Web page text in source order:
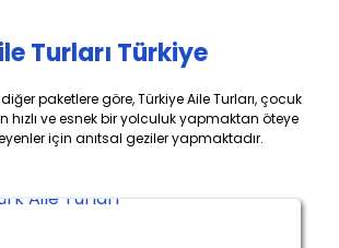
Turları Türkiye
paketlere göre, Türkiye Aile Turları, çocuk
ve esnek bir yolculuk yapmaktan öteye
için anıtsal geziler yapmaktadır.